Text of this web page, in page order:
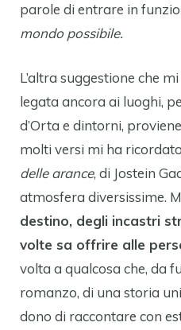
parole di entrare in
mondo possibile.
L’altra suggestione che
legata ancora ai luoghi,
d’Orta e dintorni,
molti versi mi ha
delle arance, di Jostein
atmosfera diversissime.
destino, degli incastri
volte sa offrire alle
volta a qualcosa che, da
romanzo, di una storia
dono di raccontare con